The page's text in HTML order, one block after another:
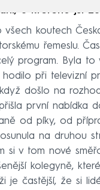
u kterého jsi
koutech
řemeslu.
program. Byla to
při televizní
došlo na
první nabídka
od píky, od
na druhou
v tom nové
kolegyně,
je častější, že si